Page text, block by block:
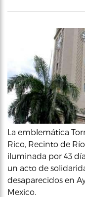
La emblemática
Rico, Recinto de
iluminada por 43
un acto de
desaparecidos en
Mexico.